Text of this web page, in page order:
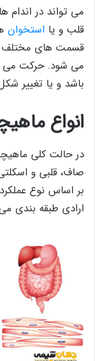
می تواند در
قلب و یا استخوان
قسمت های مختلف
می شود. حرکت می
باشد و یا تغییر
انواع
در حالت کلی
صاف، قلبی و
بر اساس نوع
ارادی طبقه بندی